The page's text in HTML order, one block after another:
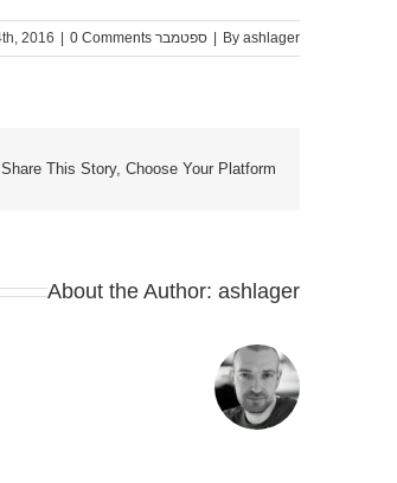
By ashlager
| ספטמבר 14th, 2016 | 0 Comments
Share This Story, Choose Your Platform!
About the Author: ashlager